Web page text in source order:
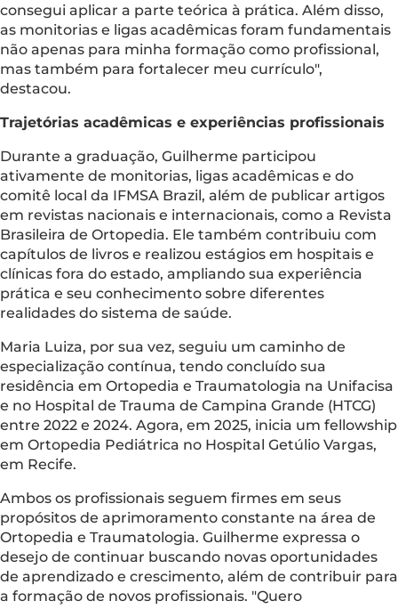
consegui aplicar a parte teórica à prática. Além disso,
as monitorias e ligas acadêmicas foram fundamentais
não apenas para minha formação como profissional,
mas também para fortalecer meu currículo",
destacou.
Trajetórias acadêmicas e experiências profissionais
Durante a graduação, Guilherme participou
ativamente de monitorias, ligas acadêmicas e do
comitê local da IFMSA Brazil, além de publicar artigos
em revistas nacionais e internacionais, como a Revista
Brasileira de Ortopedia. Ele também contribuiu com
capítulos de livros e realizou estágios em hospitais e
clínicas fora do estado, ampliando sua experiência
prática e seu conhecimento sobre diferentes
realidades do sistema de saúde.
Maria Luiza, por sua vez, seguiu um caminho de
especialização contínua, tendo concluído sua
residência em Ortopedia e Traumatologia na Unifacisa
e no Hospital de Trauma de Campina Grande (HTCG)
entre 2022 e 2024. Agora, em 2025, inicia um fellowship
em Ortopedia Pediátrica no Hospital Getúlio Vargas,
em Recife.
Ambos os profissionais seguem firmes em seus
propósitos de aprimoramento constante na área de
Ortopedia e Traumatologia. Guilherme expressa o
desejo de continuar buscando novas oportunidades
de aprendizado e crescimento, além de contribuir para
a formação de novos profissionais. "Quero